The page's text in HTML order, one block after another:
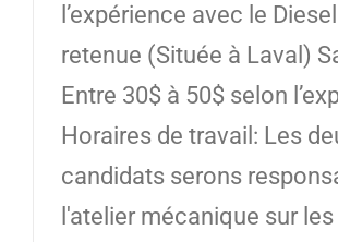
l’expérience avec le
retenue (Située à Laval)
Entre 30$ à 50$ selon
Horaires de travail: Les
candidats serons
l'atelier mécanique sur